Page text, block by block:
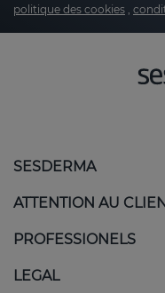
politique des cookies
SESDERMA
ATTENTION AU
PROFESSIONELS
LEGAL